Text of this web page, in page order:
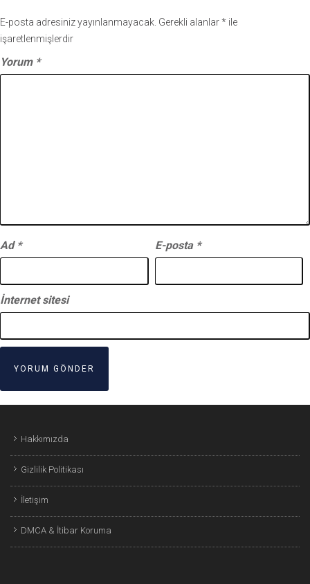
E-posta adresiniz yayınlanmayacak. Gerekli alanlar* ile
işaretlenmişlerdir
Yorum *
Ad * E-posta *
İnternet sitesi
Hakkımızda
Gizlilik Politikası
İletişim
DMCA & İtibar Koruma